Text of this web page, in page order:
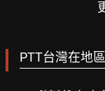
PTT台灣在地